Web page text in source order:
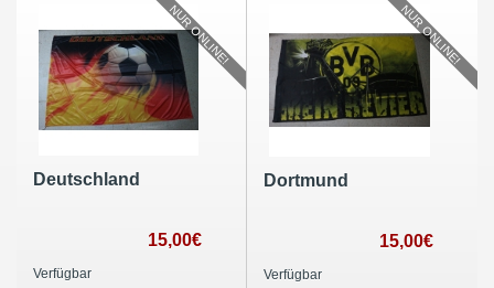
Deutschland
15,00€
Verfügbar
NUR ONLINE!
Dortmund
15,00€
Verfügbar
NUR ONLINE!